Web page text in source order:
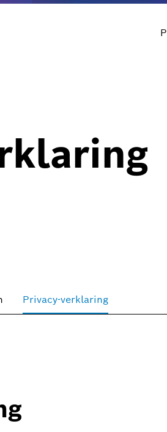
Privacy-verklaring